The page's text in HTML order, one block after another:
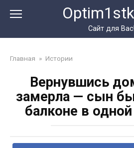
Сайт для Вас!
Главная » Истории
Вернувшись
замерла — сын
балконе в